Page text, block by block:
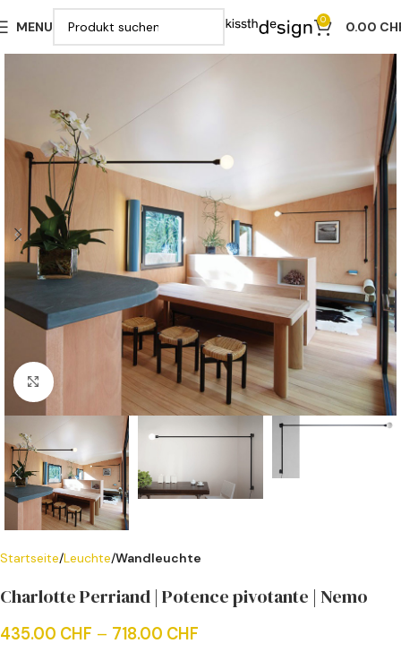
MENU 0 0.00
Klicken zu vergrößern
Startseite Leuchte Wandleuchte
Charlotte Perriand | Potence pivotante | Nemo
435.00 CHF – 718.00 CHF